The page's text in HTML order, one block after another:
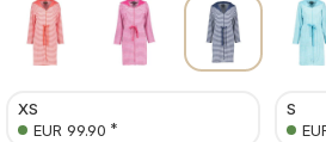
XS
EUR 99.90 *
S